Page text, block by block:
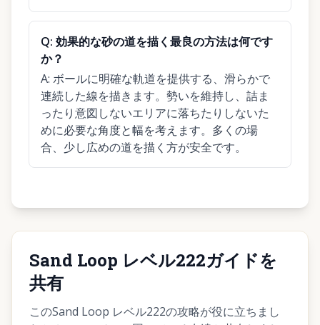
Q: 効果的な砂の道を描く最良の方法は何です
か？
A: ボールに明確な軌道を提供する、滑らかで
連続した線を描きます。勢いを維持し、詰ま
ったり意図しないエリアに落ちたりしないた
めに必要な角度と幅を考えます。多くの場
合、少し広めの道を描く方が安全です。
Sand Loop レベル222ガイドを
共有
このSand Loop レベル222の攻略が役に立ちまし